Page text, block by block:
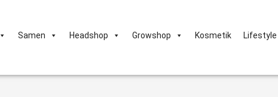
Samen Headshop Growshop Kosmetik Lifestyle